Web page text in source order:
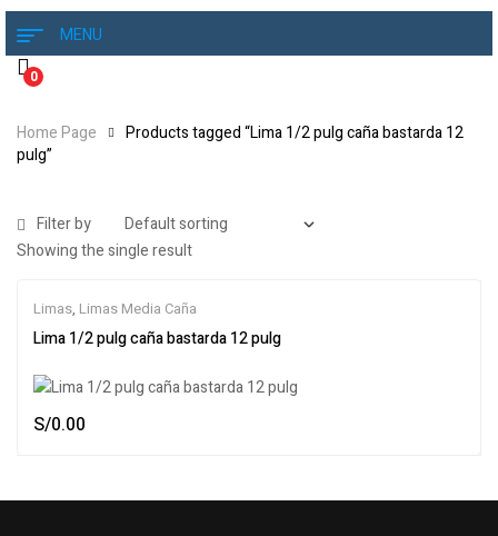
MENU
0
Home Page
Products tagged “Lima 1/2 pulg caña bastarda 12
pulg”
Filter by
Showing the single result
Limas, Limas Media Caña
Lima 1/2 pulg caña bastarda 12 pulg
S/0.00